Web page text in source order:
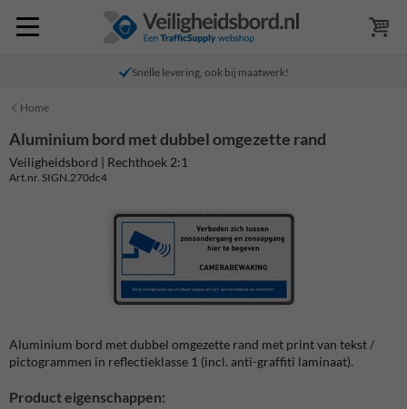
Snelle levering, ook bij maatwerk!
Home
Aluminium bord met dubbel omgezette rand
Veiligheidsbord | Rechthoek 2:1
Art.nr. SIGN.270dc4
Aluminium bord met dubbel omgezette rand met print van tekst /
pictogrammen in reflectieklasse 1 (incl. anti-graffiti laminaat).
Product eigenschappen: